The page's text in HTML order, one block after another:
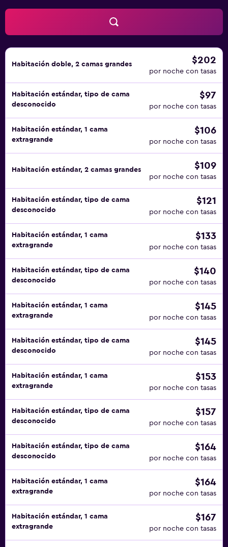
Habitación doble, 2 camas grandes $202
por noche con tasas
Habitación estándar, tipo de cama
desconocido
$97
por noche con tasas
Habitación estándar, 1 cama
extragrande
$106
por noche con tasas
Habitación estándar, 2 camas grandes $109
por noche con tasas
Habitación estándar, tipo de cama
desconocido
$121
por noche con tasas
Habitación estándar, 1 cama
extragrande
$133
por noche con tasas
Habitación estándar, tipo de cama
desconocido
$140
por noche con tasas
Habitación estándar, 1 cama
extragrande
$145
por noche con tasas
Habitación estándar, tipo de cama
desconocido
$145
por noche con tasas
Habitación estándar, 1 cama
extragrande
$153
por noche con tasas
Habitación estándar, tipo de cama
desconocido
$157
por noche con tasas
Habitación estándar, tipo de cama
desconocido
$164
por noche con tasas
Habitación estándar, 1 cama
extragrande
$164
por noche con tasas
Habitación estándar, 1 cama
extragrande
$167
por noche con tasas